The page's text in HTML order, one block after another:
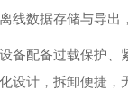
线数据存储与导出
备配备过载保护
设计，拆卸便捷，